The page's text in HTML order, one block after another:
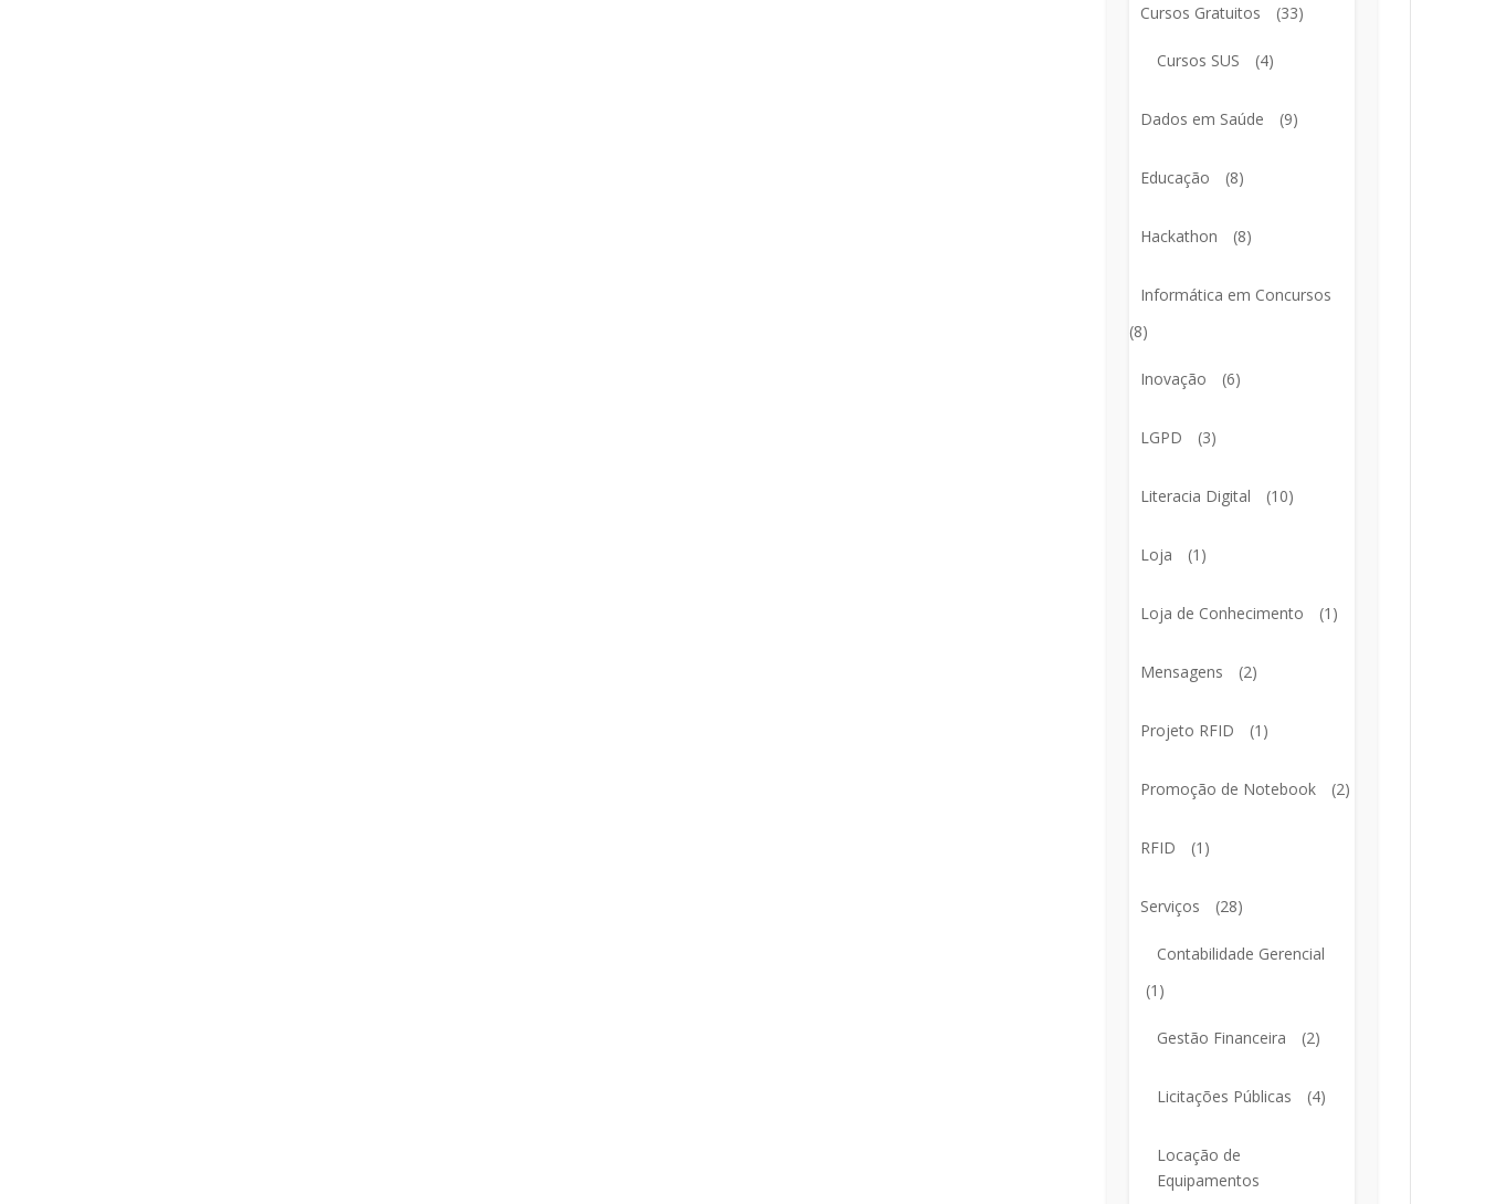
Cursos Gratuitos (33)
Cursos SUS (4)
Dados em Saúde (9)
Educação (8)
Hackathon (8)
Informática em Concursos
(8)
Inovação (6)
LGPD (3)
Literacia Digital (10)
Loja (1)
Loja de Conhecimento (1)
Mensagens (2)
Projeto RFID (1)
Promoção de Notebook (2)
RFID (1)
Serviços (28)
Contabilidade Gerencial
(1)
Gestão Financeira (2)
Licitações Públicas (4)
Locação de
Equipamentos